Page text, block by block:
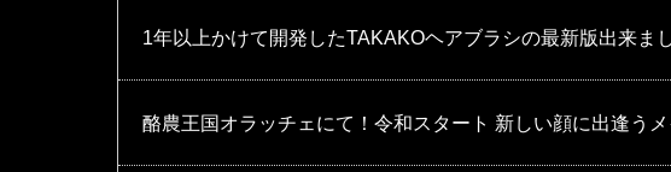
1年以上かけて開発したTAKAKOヘアブラシの最新版出来ま
酪農王国オラッチェにて！令和スタート 新しい顔に出逢うメ